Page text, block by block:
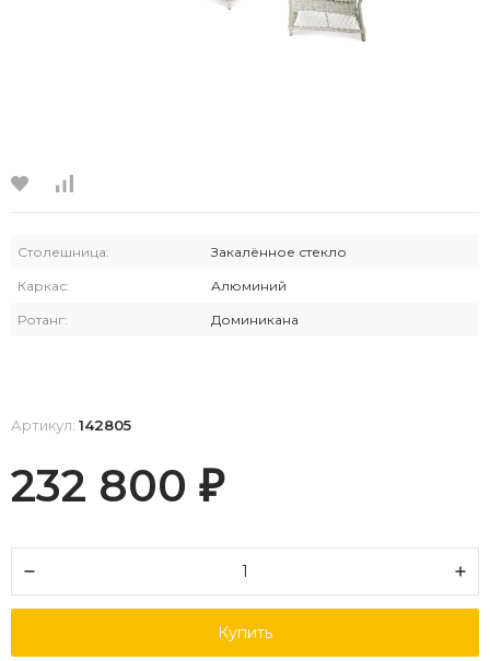
Столешница: Закалённое стекло
Каркас: Алюминий
Ротанг: Доминикана
Артикул: 142805
232 800 ₽
Купить